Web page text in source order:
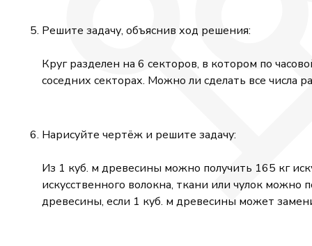
Решите задачу, объяснив ход решения:
Круг разделен на 6 секторов, в котором по
соседних секторах. Можно ли сделать все числа
Нарисуйте чертёж и решите задачу:
Из 1 куб. м древесины можно получить 165 кг
искусственного волокна, ткани или чулок
древесины, если 1 куб. м древесины может